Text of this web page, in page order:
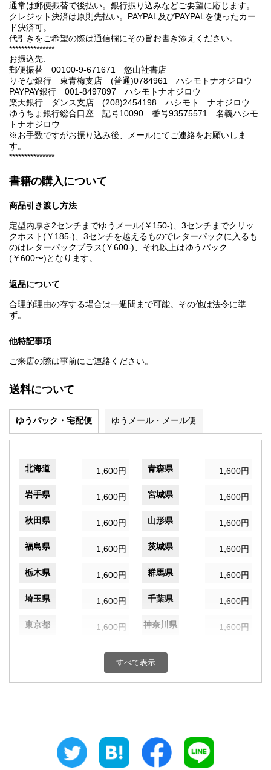
通常は郵便振替で後払い。銀行振り込みなどご要望に応じます。
クレジット決済は原則先払い。PAYPAL及びPAYPALを使ったカー
ド決済可。
代引きをご希望の際は通信欄にその旨お書き添えください。
***************
お振込先:
郵便振替 00100-9-671671 悠山社書店
りそな銀行 東青梅支店 (普通)0784961 ハシモトナオジロウ
PAYPAY銀行 001-8497897 ハシモトナオジロウ
楽天銀行 ダンス支店 (208)2454198 ハシモト ナオジロウ
ゆうちょ銀行総合口座 記号10090 番号93575571 名義ハシモ
トナオジロウ
※お手数ですがお振り込み後、メールにてご連絡をお願いしま
す。
***************
書籍の購入について
商品引き渡し方法
定型内厚さ2センチまでゆうメール(￥150-)、3センチまでクリッ
クポスト(￥185-)、3センチを越えるものでレターパックに入るも
のはレターパックプラス(￥600-)、それ以上はゆうパック
(￥600〜)となります。
返品について
合理的理由の存する場合は一週間まで可能。その他は法令に準
ず。
他特記事項
ご来店の際は事前にご連絡ください。
送料について
ゆうパック・宅配便 ゆうメール・メール便
北海道 1,600円 青森県 1,600円
岩手県 1,600円 宮城県 1,600円
秋田県 1,600円 山形県 1,600円
福島県 1,600円 茨城県 1,600円
栃木県 1,600円 群馬県 1,600円
埼玉県 1,600円 千葉県 1,600円
東京都 1,600円 神奈川県 1,600円
1,600円 富山県
1,600円 三重県
すべて表示